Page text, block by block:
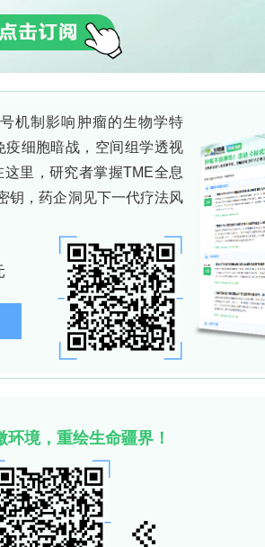
氮杂菲类及氧多烯类（紫红色
具有非季节性、可规模化、每
如红曲属（Monascus）类氮杂
主要目标，此外产紫青霉（
trispora）、曲霉属（
素化合物。本研究通过调研
填补现有研究中真菌色素专利
艺及新技术的主要知识产权形
识产权组织（WIPO）专利数
、
索时限为2004–2024年，末次
态初筛后，依据以下标准进行
改进；c）菌株开发或下游加工
株在产品开发中的间接应用。
采用OriginPro 2024软件处理
司申请的DK199887号专利，